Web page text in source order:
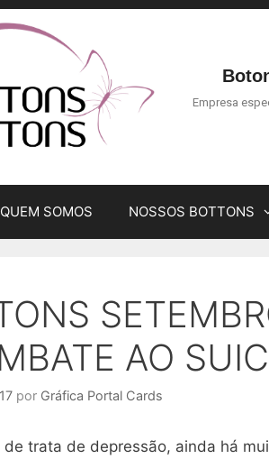
Empresa
QUEM SOMOS NOSSOS BOTTONS
AO
por Gráfica Portal Cards
de trata de depressão, ainda há